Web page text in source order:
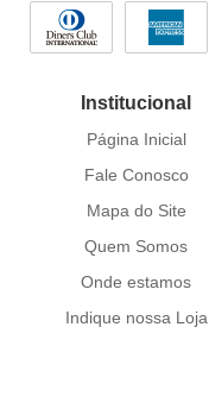
Institucional
Página Inicial
Fale Conosco
Mapa do Site
Quem Somos
Onde estamos
Indique nossa Loja